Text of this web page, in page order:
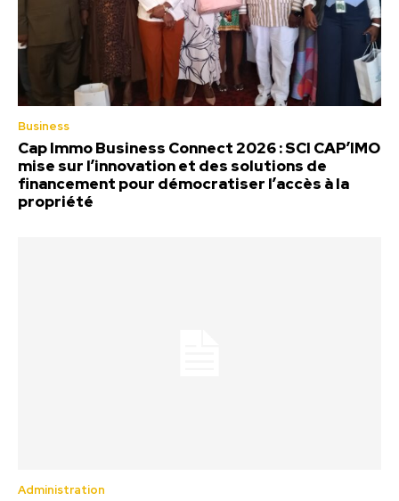
Business
Cap Immo Business Connect 2026 : SCI CAP’IMO
mise sur l’innovation et des solutions de
financement pour démocratiser l’accès à la
propriété
Administration